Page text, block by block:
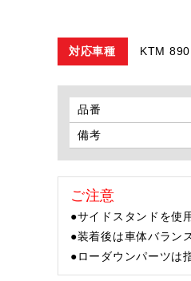
対応車種 KTM
品番
備考
ご注意
●サイドスタンドを使
●装着後は車体バラン
●ローダウンパーツは